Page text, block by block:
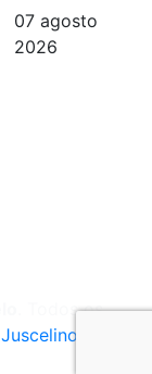
07 agosto
2026
. Todos os
Juscelino Barão